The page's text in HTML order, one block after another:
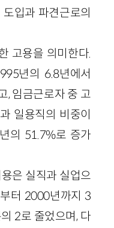
입과 파견근로의
고용을 의미한다.
년의 6.8년에서
, 임금근로자 중 고
일용직의 비중이
의 51.7%로 증가
은 실직과 실업으
터 2000년까지 3
2로 줄었으며, 다